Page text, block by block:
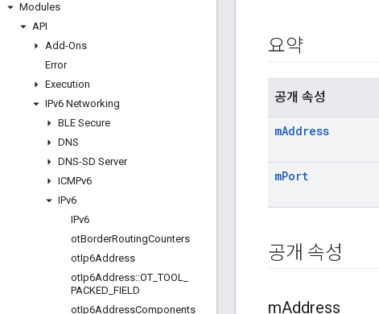
Modules
API
Add-Ons
Error
Execution
IPv6 Networking
BLE Secure
DNS
DNS-SD Server
ICMPv6
IPv6
IPv6
otBorderRoutingCounters
otIp6Address
otIp6Address::OT _TOOL
PACKED FIELD
otIp6AddressComponents
요약
공개 속성
mAddress
mPort
공개 속성
mAddress